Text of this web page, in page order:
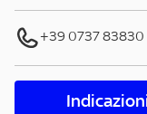
+39 0737 83830